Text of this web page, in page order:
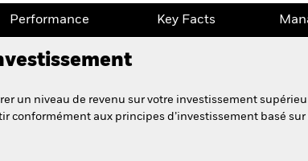
Performance Key Facts
un niveau de revenu sur votre investissement
conformément aux principes d’investissement basé